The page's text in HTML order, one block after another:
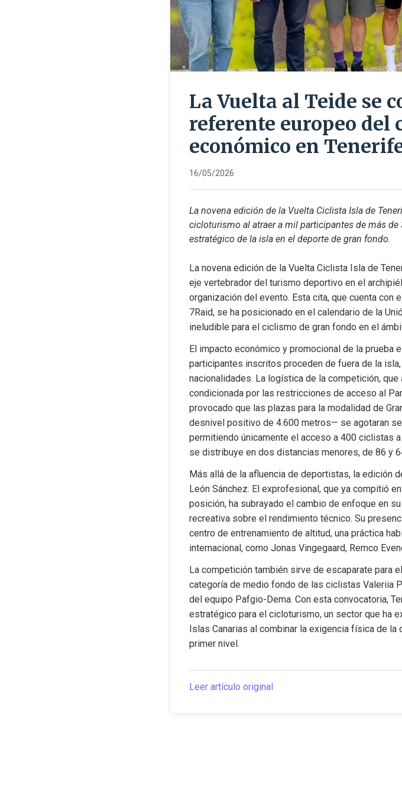
La Vuelta al Teide se
referente europeo
económico en
16/05/2026
La novena edición de la Vuelta Ciclista Isla de
cicloturismo al atraer a mil participantes de más
estratégico de la isla en el deporte de gran fondo.
La novena edición de la Vuelta Ciclista Isla de
eje vertebrador del turismo deportivo en el
organización del evento. Esta cita, que cuenta
7Raid, se ha posicionado en el calendario de la
ineludible para el ciclismo de gran fondo en el
El impacto económico y promocional de la prueba
participantes inscritos proceden de fuera de la
nacionalidades. La logística de la competición,
condicionada por las restricciones de acceso al
provocado que las plazas para la modalidad de
desnivel positivo de 4.600 metros— se agotaran
permitiendo únicamente el acceso a 400 ciclistas
se distribuye en dos distancias menores, de 86 y
Más allá de la afluencia de deportistas, la edición
León Sánchez. El exprofesional, que ya compitió
posición, ha subrayado el cambio de enfoque en
recreativa sobre el rendimiento técnico. Su
centro de entrenamiento de altitud, una práctica
internacional, como Jonas Vingegaard, Remco
La competición también sirve de escaparate para
categoría de medio fondo de las ciclistas Valeriia
del equipo Pafgio-Dema. Con esta convocatoria,
estratégico para el cicloturismo, un sector que ha
Islas Canarias al combinar la exigencia física de
primer nivel.
Leer artículo original